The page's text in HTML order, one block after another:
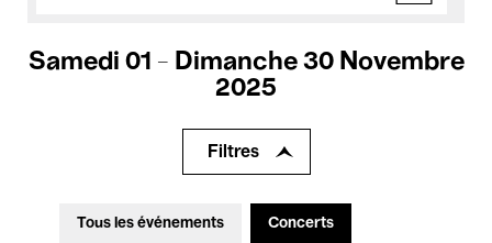
Samedi 01 - Dimanche 30 Novembre
2025
Filtres
Tous les événements Concerts